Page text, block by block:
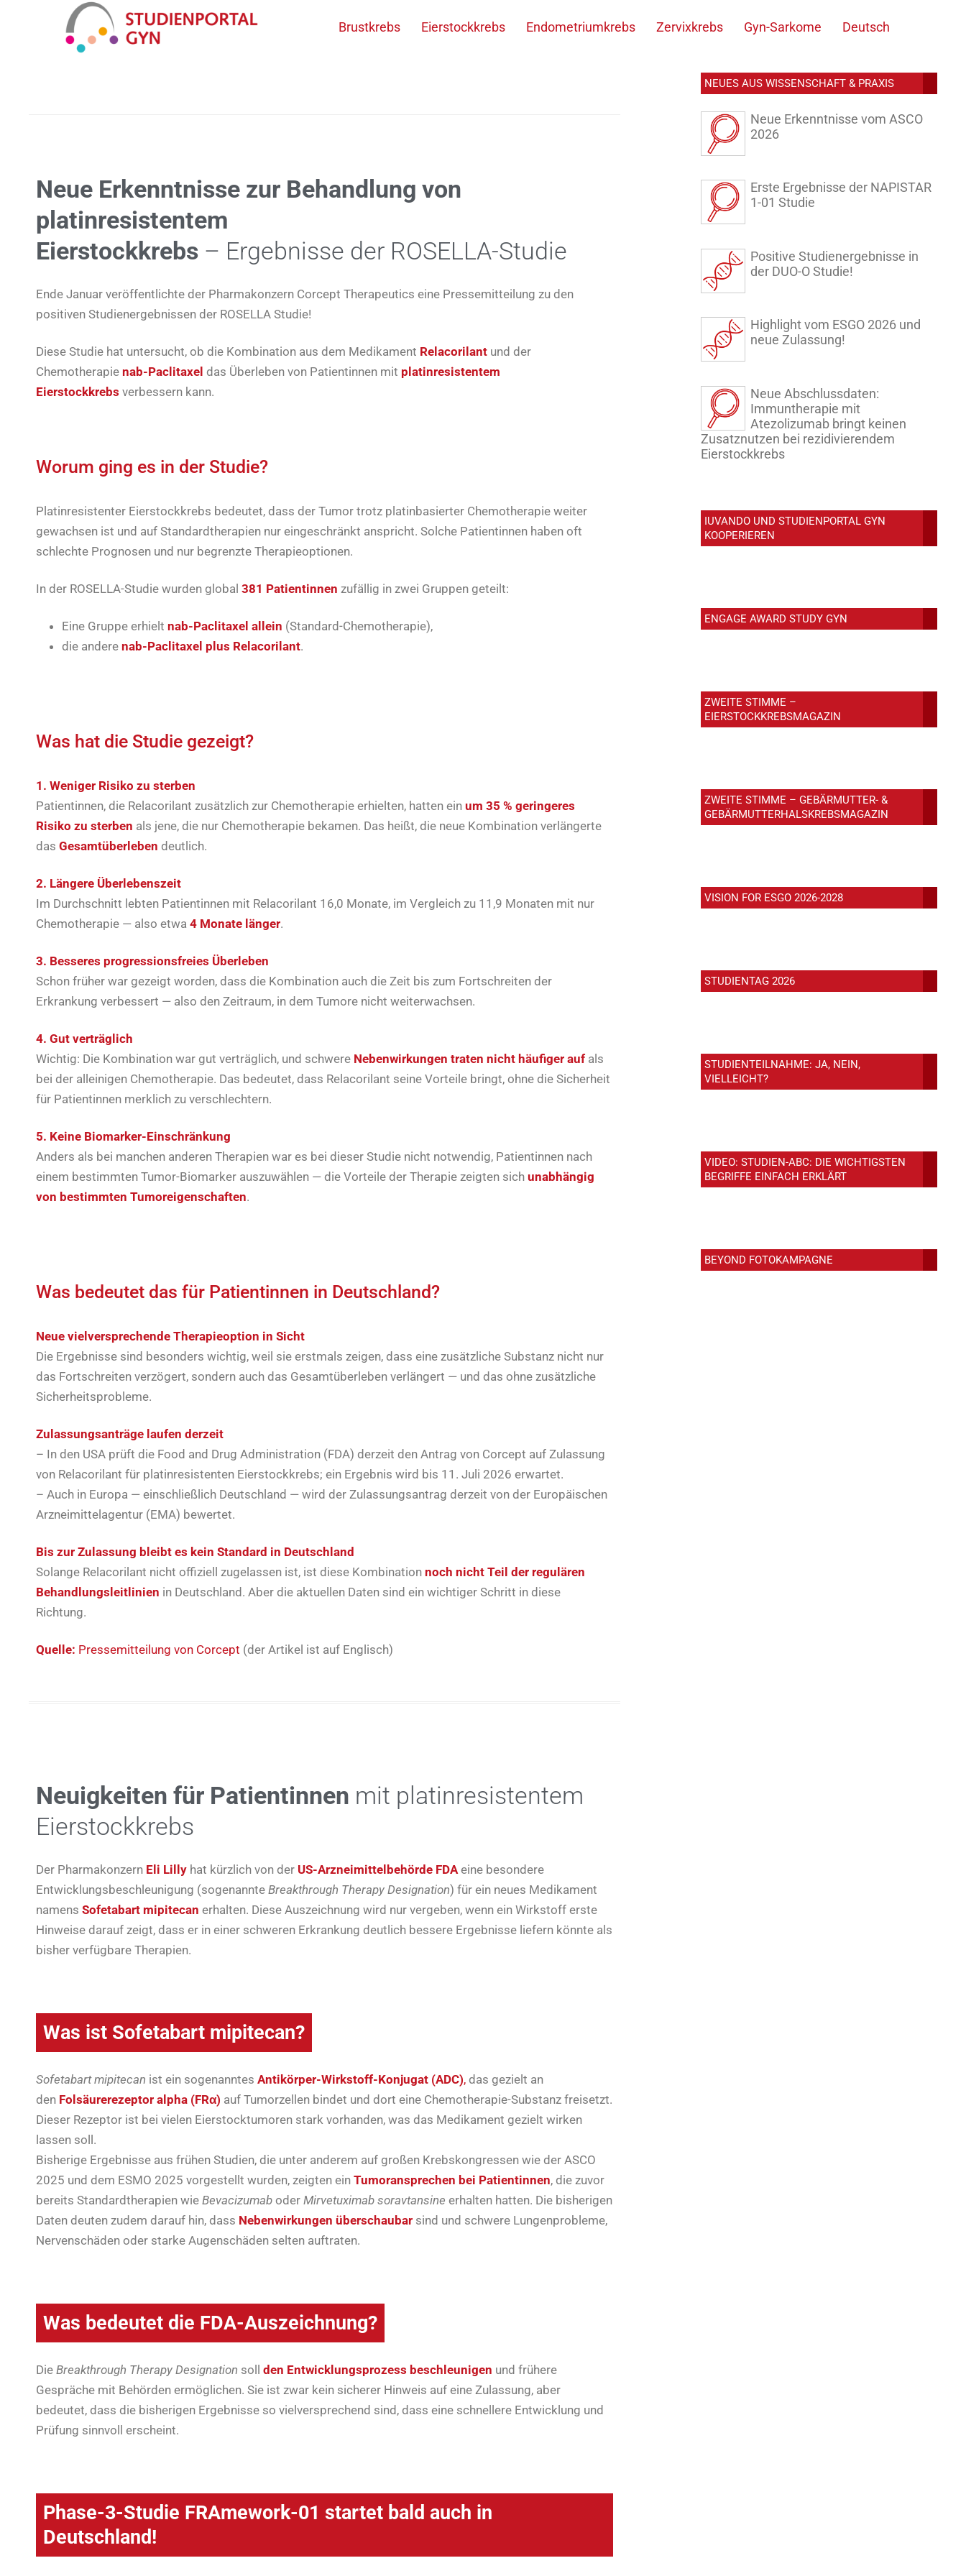
Brustkrebs Eierstockkrebs Endometriumkrebs Zervixkrebs Gyn-Sarkome Deutsch
Neue Erkenntnisse zur Behandlung von
platinresistentem
Eierstockkrebs – Ergebnisse der ROSELLA-Studie
Ende Januar veröffentlichte der Pharmakonzern Corcept Therapeutics eine Pressemitteilung zu den
positiven Studienergebnissen der ROSELLA Studie!
Diese Studie hat untersucht, ob die Kombination aus dem Medikament Relacorilant und der
Chemotherapie nab-Paclitaxel das Überleben von Patientinnen mit platinresistentem
Eierstockkrebs verbessern kann.
Worum ging es in der Studie?
Platinresistenter Eierstockkrebs bedeutet, dass der Tumor trotz platinbasierter Chemotherapie weiter
gewachsen ist und auf Standardtherapien nur eingeschränkt anspricht. Solche Patientinnen haben oft
schlechte Prognosen und nur begrenzte Therapieoptionen.
In der ROSELLA-Studie wurden global 381 Patientinnen zufällig in zwei Gruppen geteilt:
Eine Gruppe erhielt nab-Paclitaxel allein (Standard-Chemotherapie),
die andere nab-Paclitaxel plus Relacorilant.
Was hat die Studie gezeigt?
1. Weniger Risiko zu sterben
Patientinnen, die Relacorilant zusätzlich zur Chemotherapie erhielten, hatten ein um 35 % geringeres
Risiko zu sterben als jene, die nur Chemotherapie bekamen. Das heißt, die neue Kombination verlängerte
das Gesamtüberleben deutlich.
2. Längere Überlebenszeit
Im Durchschnitt lebten Patientinnen mit Relacorilant 16,0 Monate, im Vergleich zu 11,9 Monaten mit nur
Chemotherapie — also etwa 4 Monate länger.
3. Besseres progressionsfreies Überleben
Schon früher war gezeigt worden, dass die Kombination auch die Zeit bis zum Fortschreiten der
Erkrankung verbessert — also den Zeitraum, in dem Tumore nicht weiterwachsen.
4. Gut verträglich
Wichtig: Die Kombination war gut verträglich, und schwere Nebenwirkungen traten nicht häufiger auf als
bei der alleinigen Chemotherapie. Das bedeutet, dass Relacorilant seine Vorteile bringt, ohne die Sicherheit
für Patientinnen merklich zu verschlechtern.
5. Keine Biomarker-Einschränkung
Anders als bei manchen anderen Therapien war es bei dieser Studie nicht notwendig, Patientinnen nach
einem bestimmten Tumor-Biomarker auszuwählen — die Vorteile der Therapie zeigten sich unabhängig
von bestimmten Tumoreigenschaften.
Was bedeutet das für Patientinnen in Deutschland?
Neue vielversprechende Therapieoption in Sicht
Die Ergebnisse sind besonders wichtig, weil sie erstmals zeigen, dass eine zusätzliche Substanz nicht nur
das Fortschreiten verzögert, sondern auch das Gesamtüberleben verlängert — und das ohne zusätzliche
Sicherheitsprobleme.
Zulassungsanträge laufen derzeit
– In den USA prüft die Food and Drug Administration (FDA) derzeit den Antrag von Corcept auf Zulassung
von Relacorilant für platinresistenten Eierstockkrebs; ein Ergebnis wird bis 11. Juli 2026 erwartet.
– Auch in Europa — einschließlich Deutschland — wird der Zulassungsantrag derzeit von der Europäischen
Arzneimittelagentur (EMA) bewertet.
Bis zur Zulassung bleibt es kein Standard in Deutschland
Solange Relacorilant nicht offiziell zugelassen ist, ist diese Kombination noch nicht Teil der regulären
Behandlungsleitlinien in Deutschland. Aber die aktuellen Daten sind ein wichtiger Schritt in diese
Richtung.
Quelle: Pressemitteilung von Corcept (der Artikel ist auf Englisch)
Neuigkeiten für Patientinnen mit platinresistentem
Eierstockkrebs
Der Pharmakonzern Eli Lilly hat kürzlich von der US-Arzneimittelbehörde FDA eine besondere
Entwicklungsbeschleunigung (sogenannte Breakthrough Therapy Designation) für ein neues Medikament
namens Sofetabart mipitecan erhalten. Diese Auszeichnung wird nur vergeben, wenn ein Wirkstoff erste
Hinweise darauf zeigt, dass er in einer schweren Erkrankung deutlich bessere Ergebnisse liefern könnte als
bisher verfügbare Therapien.
Was ist Sofetabart mipitecan?
Sofetabart mipitecan ist ein sogenanntes Antikörper-Wirkstoff-Konjugat (ADC), das gezielt an
den Folsäurerezeptor alpha (FRα) auf Tumorzellen bindet und dort eine Chemotherapie-Substanz freisetzt.
Dieser Rezeptor ist bei vielen Eierstocktumoren stark vorhanden, was das Medikament gezielt wirken
lassen soll.
Bisherige Ergebnisse aus frühen Studien, die unter anderem auf großen Krebskongressen wie der ASCO
2025 und dem ESMO 2025 vorgestellt wurden, zeigten ein Tumoransprechen bei Patientinnen, die zuvor
bereits Standardtherapien wie Bevacizumab oder Mirvetuximab soravtansine erhalten hatten. Die bisherigen
Daten deuten zudem darauf hin, dass Nebenwirkungen überschaubar sind und schwere Lungenprobleme,
Nervenschäden oder starke Augenschäden selten auftraten.
Was bedeutet die FDA-Auszeichnung?
Die Breakthrough Therapy Designation soll den Entwicklungsprozess beschleunigen und frühere
Gespräche mit Behörden ermöglichen. Sie ist zwar kein sicherer Hinweis auf eine Zulassung, aber
bedeutet, dass die bisherigen Ergebnisse so vielversprechend sind, dass eine schnellere Entwicklung und
Prüfung sinnvoll erscheint.
Phase-3-Studie FRAmework-01 startet bald auch in
Deutschland!
NEUES AUS WISSENSCHAFT & PRAXIS
Neue Erkenntnisse vom ASCO
2026
Erste Ergebnisse der NAPISTAR
1-01 Studie
Positive Studienergebnisse in
der DUO-O Studie!
Highlight vom ESGO 2026 und
neue Zulassung!
Neue Abschlussdaten:
Immuntherapie mit
Atezolizumab bringt keinen
Zusatznutzen bei rezidivierendem
Eierstockkrebs
IUVANDO UND STUDIENPORTAL GYN
KOOPERIEREN
ENGAGE AWARD STUDY GYN
ZWEITE STIMME –
EIERSTOCKKREBSMAGAZIN
ZWEITE STIMME – GEBÄRMUTTER- &
GEBÄRMUTTERHALSKREBSMAGAZIN
VISION FOR ESGO 2026-2028
STUDIENTAG 2026
STUDIENTEILNAHME: JA, NEIN,
VIELLEICHT?
VIDEO: STUDIEN-ABC: DIE WICHTIGSTEN
BEGRIFFE EINFACH ERKLÄRT
BEYOND FOTOKAMPAGNE